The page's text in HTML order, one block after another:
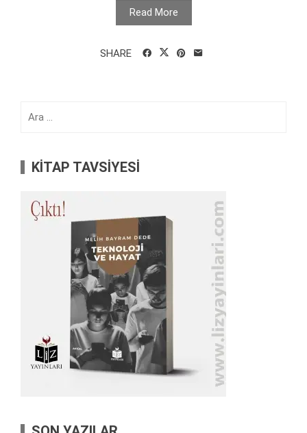
Read More
SHARE
KİTAP TAVSİYESİ